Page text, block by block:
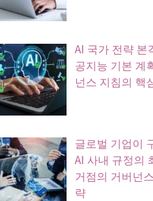
AI 국가 전략 본
공지능 기본 계
넌스 지침의 핵
글로벌 기업이
AI 사내 규정의
거점의 거버넌
략